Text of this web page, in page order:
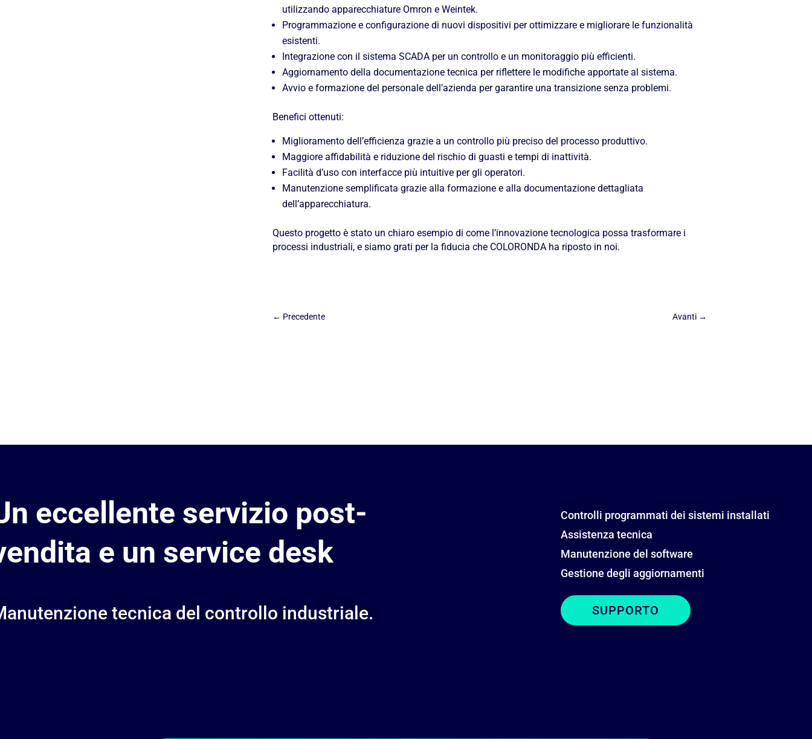
utilizzando apparecchiature Omron e Weintek.
Programmazione e configurazione di nuovi dispositivi per ottimizzare e migliorare le funzionalità
esistenti.
Integrazione con il sistema SCADA per un controllo e un monitoraggio più efficienti.
Aggiornamento della documentazione tecnica per riflettere le modifiche apportate al sistema.
Avvio e formazione del personale dell’azienda per garantire una transizione senza problemi.
Benefici ottenuti:
Miglioramento dell’efficienza grazie a un controllo più preciso del processo produttivo.
Maggiore affidabilità e riduzione del rischio di guasti e tempi di inattività.
Facilità d’uso con interfacce più intuitive per gli operatori.
Manutenzione semplificata grazie alla formazione e alla documentazione dettagliata
dell’apparecchiatura.
Questo progetto è stato un chiaro esempio di come l’innovazione tecnologica possa trasformare i
processi industriali, e siamo grati per la fiducia che COLORONDA ha riposto in noi.
← Precedente Avanti→
eccellente servizio post-
e un service desk
tecnica del controllo industriale.
Controlli programmati dei sistemi installati
Assistenza tecnica
Manutenzione del software
Gestione degli aggiornamenti
SUPPORTO